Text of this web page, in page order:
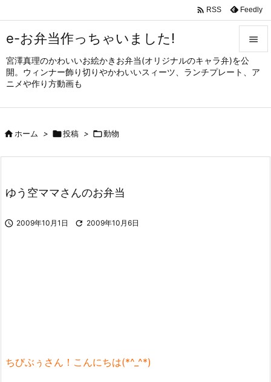
e-お弁当作っちゃいました!
宮澤真理のかわいいお絵かきお弁当(オリジナルのキャラ弁)を公
開。ウィンナー飾り切りやかわいいスィーツ、ランチプレート、ア
ニメや作り方動画も


メニュ
サイド

 RSS Feedly
ホーム > 投稿 > 動物
ゆう空ママさんのお弁当
 2009年10月1日  2009年10月6日
ちびぶぅさん！こんにちは(*^_^*)